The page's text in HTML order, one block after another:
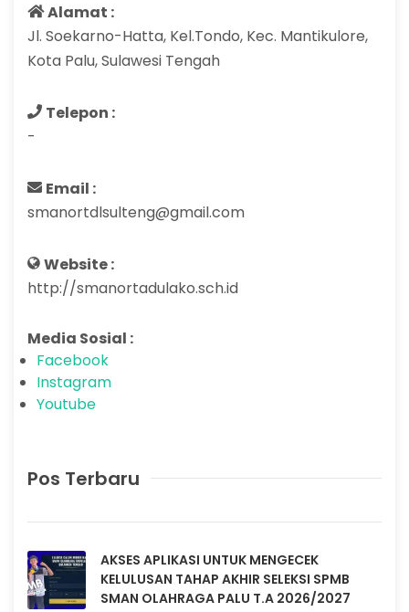
Alamat :
Jl. Soekarno-Hatta, Kel.Tondo, Kec. Mantikulore,
Kota Palu, Sulawesi Tengah
Telepon :
-
Email :
smanortdlsulteng@gmail.com
Website :
http://smanortadulako.sch.id
Media Sosial :
Facebook
Instagram
Youtube
Pos Terbaru
AKSES APLIKASI UNTUK MENGECEK
KELULUSAN TAHAP AKHIR SELEKSI SPMB
SMAN OLAHRAGA PALU T.A 2026/2027